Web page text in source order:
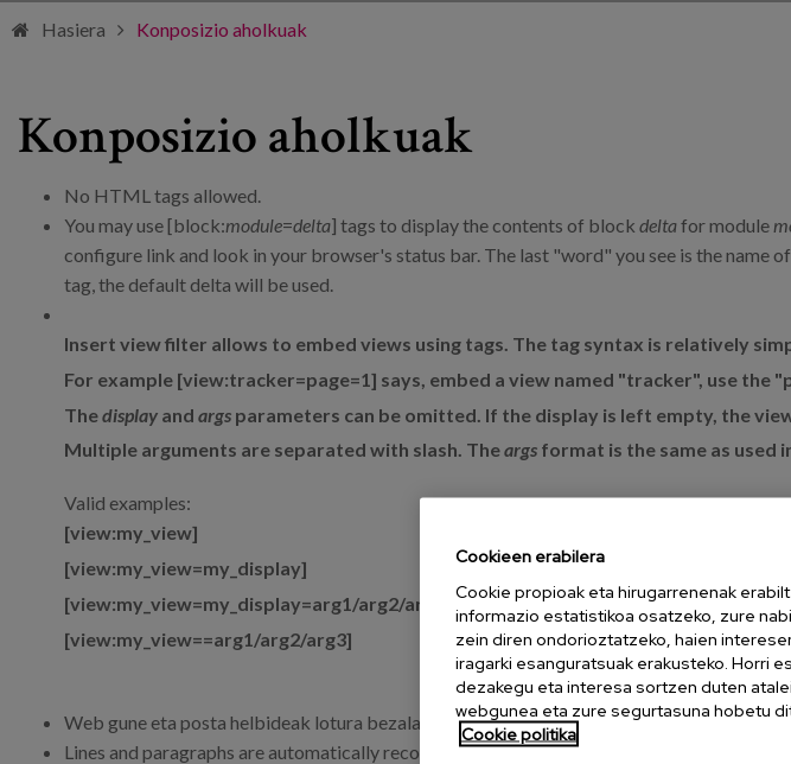
Hasiera Konposizio aholkuak
Konposizio aholkuak
No HTML tags allowed.
You may use [block:module=delta] tags to display the contents of blockdeltafor module
configure link and look in your browser's status bar. The last "word" you see is the
tag, the default delta will be used.
Insert view filter allows to embed views using tags. The tag syntax is relatively
For example [view:tracker=page=1] says, embed a view named "tracker", use the
Thedisplay andargs parameters can be omitted. If the display is left empty, the
Multiple arguments are separated with slash. Theargs format is the same as used
Valid examples:
[view:my_view]
[view:my_view=my_display]
[view:my_view=my_display=arg1/arg2/arg3]
[view:my_view==arg1/arg2/arg3]
Web gune eta posta helbideak lotura bezala agertuko dira automatikoki.
Lines and paragraphs are automatically recognized. The <br /> line break, <p>
Cookieen erabilera
Cookie propioak eta hirugarrenenak
informazio estatistikoa osatzeko, zure
zein diren ondorioztatzeko, haien
iragarki esanguratsuak erakusteko. Horri
dezakegu eta interesa sortzen duten
webgunea eta zure segurtasuna hobetu
Cookie politika